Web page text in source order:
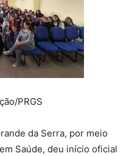
PRGS
da Serra, por meio
Saúde, deu início oficial